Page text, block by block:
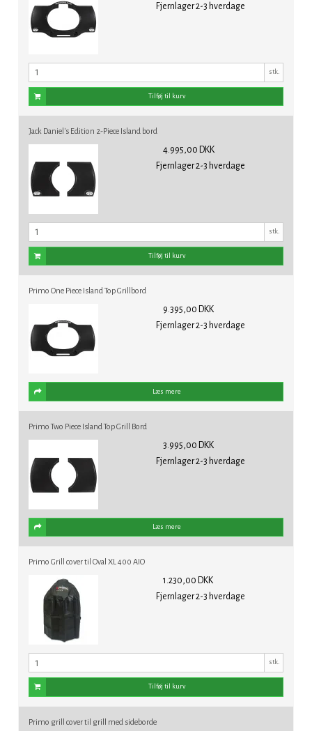
Fjernlager 2-3 hverdage
stk.
Tilføj til kurv
Jack Daniel's Edition 2-Piece Island bord
4.995,00 DKK
Fjernlager 2-3 hverdage
stk.
Tilføj til kurv
Primo One Piece Island Top Grillbord
9.395,00 DKK
Fjernlager 2-3 hverdage
Læs mere
Primo Two Piece Island Top Grill Bord
3.995,00 DKK
Fjernlager 2-3 hverdage
Læs mere
Primo Grill cover til Oval XL 400 AIO
1.230,00 DKK
Fjernlager 2-3 hverdage
stk.
Tilføj til kurv
Primo grill cover til grill med sideborde